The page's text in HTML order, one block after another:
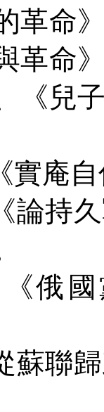
革命
革命
《兒
實庵
論持
俄
蘇聯